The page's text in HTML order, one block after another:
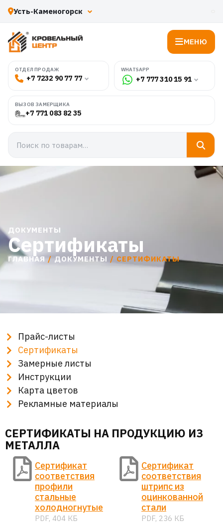
МЕНЮ
ОТДЕЛ ПРОДАЖ
+7 7232 90 77 77
WHATSAPP
+7 777 310 15 91
ВЫЗОВ ЗАМЕРЩИКА
+7 771 083 82 35
ДОКУМЕНТЫ
Сертификаты
ГЛАВНАЯ / ДОКУМЕНТЫ / СЕРТИФИКАТЫ
Прайс-листы
Сертификаты
Замерные листы
Инструкции
Карта цветов
Рекламные материалы
СЕРТИФИКАТЫ НА ПРОДУКЦИЮ ИЗ
МЕТАЛЛА
Сертификат
соответствия
профили
стальные
холодногнутые
PDF, 404 КБ
Сертификат
соответствия
штрипс из
оцинкованной
стали
PDF, 236 КБ